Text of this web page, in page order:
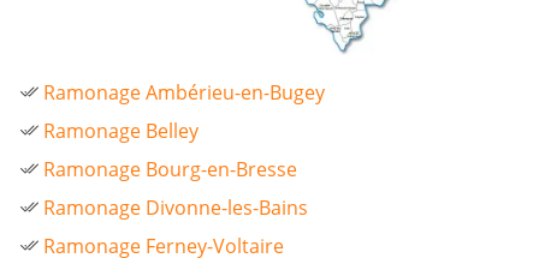
Ramonage Ambérieu-en-Bugey
Ramonage Belley
Ramonage Bourg-en-Bresse
Ramonage Divonne-les-Bains
Ramonage Ferney-Voltaire